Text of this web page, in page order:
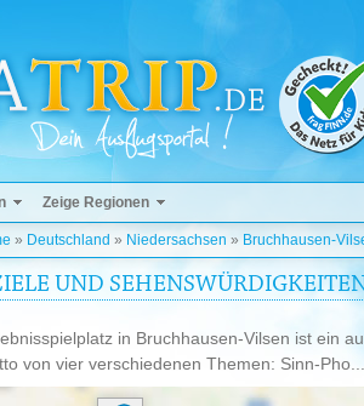
Zeige Regionen
» Deutschland » Niedersachsen » Bruchhausen-
UND
in Bruchhausen-Vilsen ist ein
von vier verschiedenen Themen: Sinn-